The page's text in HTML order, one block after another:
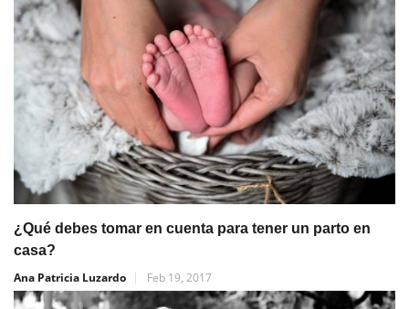
¿Qué debes tomar en cuenta para tener un parto en
casa?
Ana Patricia Luzardo
Feb 19, 2017